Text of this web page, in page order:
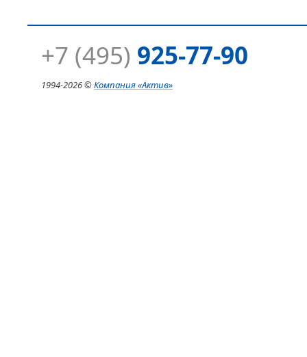
+7 (495) 925-77-90
1994-2026 ©Компания«Актив»